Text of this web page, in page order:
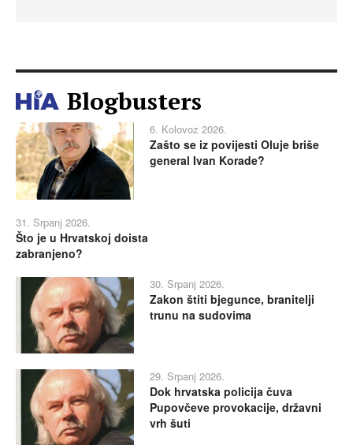
Blogbusters
6. Kolovoz 2026.
Zašto se iz povijesti Oluje briše
general Ivan Korade?
31. Srpanj 2026.
Što je u Hrvatskoj doista
zabranjeno?
30. Srpanj 2026.
Zakon štiti bjegunce, branitelji
trunu na sudovima
29. Srpanj 2026.
Dok hrvatska policija čuva
Pupovčeve provokacije, državni
vrh šuti